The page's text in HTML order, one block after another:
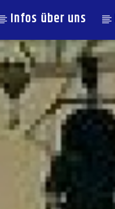
Infos über uns